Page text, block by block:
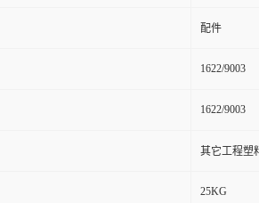
配件
1622/9003
1622/9003
其它工程塑
25KG